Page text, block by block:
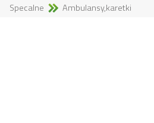
Specalne
Ambulansy,karetki